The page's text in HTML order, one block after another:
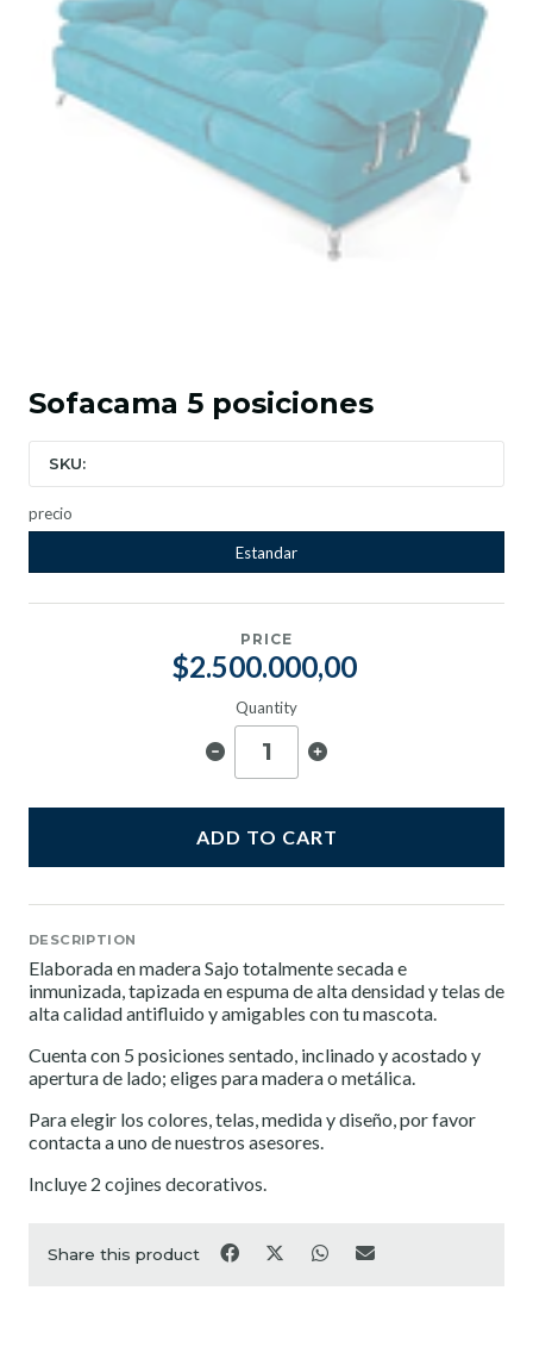
Sofacama 5 posiciones
SKU:
precio
Estandar
PRICE
$2.500.000,00
Quantity
ADD TO CART
DESCRIPTION
Elaborada en madera Sajo totalmente secada e
inmunizada, tapizada en espuma de alta densidad y telas de
alta calidad antifluido y amigables con tu mascota.
Cuenta con 5 posiciones sentado, inclinado y acostado y
apertura de lado; eliges para madera o metálica.
Para elegir los colores, telas, medida y diseño, por favor
contacta a uno de nuestros asesores.
Incluye 2 cojines decorativos.
Share this product